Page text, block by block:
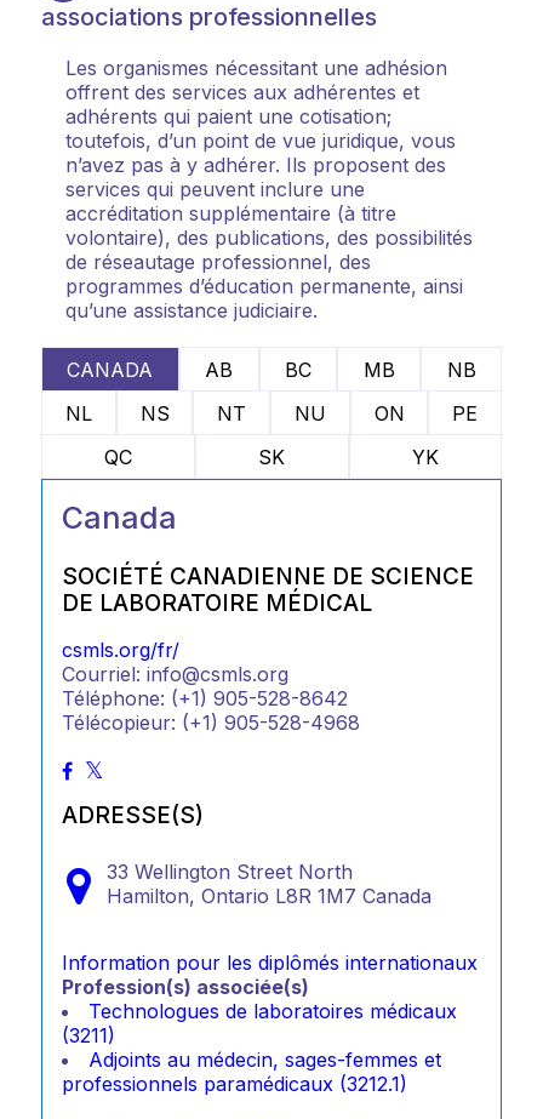
associations professionnelles
Les organismes nécessitant une adhésion
offrent des services aux adhérentes et
adhérents qui paient une cotisation;
toutefois, d’un point de vue juridique, vous
n’avez pas à y adhérer. Ils proposent des
services qui peuvent inclure une
accréditation supplémentaire (à titre
volontaire), des publications, des possibilités
de réseautage professionnel, des
programmes d’éducation permanente, ainsi
qu’une assistance judiciaire.
CANADA AB BC MB
NB
NL
NS NT NU ON
PE
QC
SK YK
Canada
SOCIÉTÉ CANADIENNE DE SCIENCE
DE LABORATOIRE MÉDICAL
csmls.org/fr/
Courriel: info@csmls.org
Téléphone: (+1) 905-528-8642
Télécopieur: (+1) 905-528-4968
ADRESSE(S)
33 Wellington Street North
Hamilton, Ontario L8R 1M7 Canada
Information pour les diplômés internationaux
Profession(s) associée(s)
Technologues de laboratoires médicaux
(3211)
Adjoints au médecin, sages-femmes et
professionnels paramédicaux (3212.1)